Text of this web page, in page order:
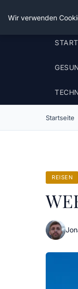
Die
Startseite
REISEN
Wir verwenden